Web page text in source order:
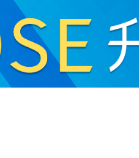
生活 健康